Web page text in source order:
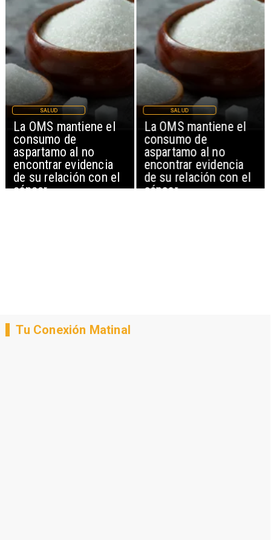
La OMS mantiene el
consumo de
aspartamo al no
encontrar evidencia
de su relación con el
cáncer
SALUD
La OMS mantiene el
consumo de
aspartamo al no
encontrar evidencia
de su relación con el
cáncer
SALUD
Tu Conexión Matinal